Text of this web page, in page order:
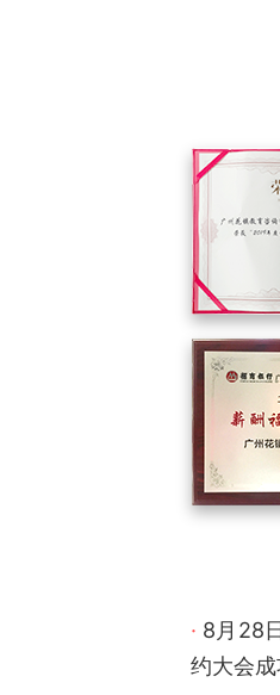
· 8月28
约大会